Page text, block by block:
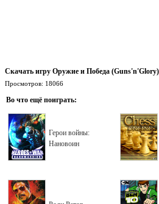
Скачать игру Оружие и Победа (Guns'n'Glory)
Просмотров: 18066
Во что ещё поиграть:
Герои войны:
Нановоин